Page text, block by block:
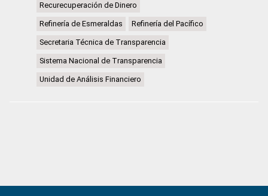
Recurecuperación de Dinero
Refinería de Esmeraldas Refinería del Pacífico
Secretaria Técnica de Transparencia
Sistema Nacional de Transparencia
Unidad de Análisis Financiero